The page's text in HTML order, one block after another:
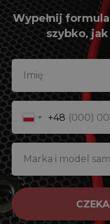
Wypełnij
szybko,
Imię
+48
Marka i model